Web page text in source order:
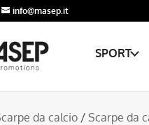
info@masep.it
SPORT
da calcio / Scarpe da